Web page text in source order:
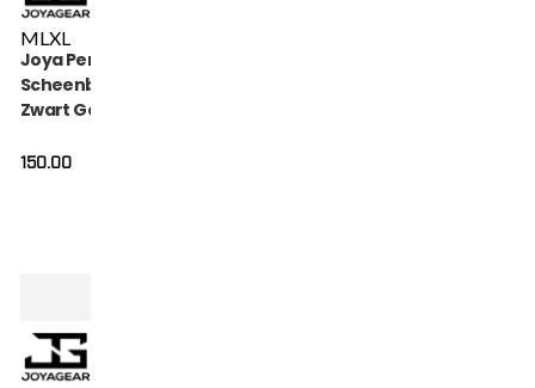
MLXL
Joya Performance
Scheenbeschermers
Zwart Goud
150.00